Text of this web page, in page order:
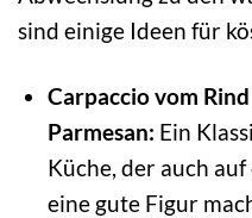
sind einige Ideen für
Carpaccio vom
Parmesan: Ein
Küche, der auch
eine gute Figur